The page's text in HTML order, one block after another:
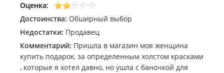
Оценка:
Достоинства: Обширный выбор
Недостатки: Продавец
Комментарий: Пришла в магазин моя женщина
купить подарок, за определенным холстом красками
, которые я хотел давно, но ушла с баночкой для